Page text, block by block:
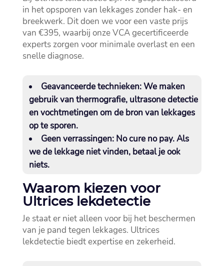
in het opsporen van lekkages zonder hak- en
breekwerk.​ Dit doen we voor een vaste prijs
van €395, waarbij onze VCA gecertificeerde
experts zorgen voor minimale overlast en een
snelle diagnose.​
Geavanceerde technieken:We maken
gebruik van thermografie, ultrasone detectie
en vochtmetingen om de bron van lekkages
op te sporen.​
Geen verrassingen:No cure no pay.​ Als
we de lekkage niet vinden, betaal je ook
niets.​
Waarom kiezen voor
Ultrices lekdetectie
Je staat er niet alleen voor bij het beschermen
van je pand tegen lekkages.​ Ultrices
lekdetectie biedt expertise en zekerheid.​